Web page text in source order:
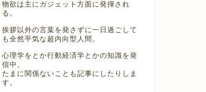
物欲は主にガジェット方面に発揮され
る。
挨拶以外の言葉を発さずに一日過ごして
も全然平気な超内向型人間。
心理学をとか行動経済学とかの知識を発
信中。
たまに関係ないことも記事にしたりしま
す。